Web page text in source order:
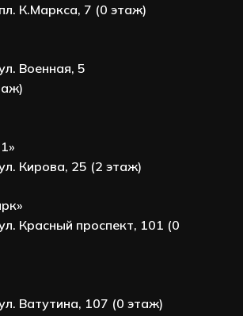
К.Маркса, 7 (0 этаж)
Военная, 5
Кирова, 25 (2 этаж)
Красный проспект, 101 (0
Ватутина, 107 (0 этаж)